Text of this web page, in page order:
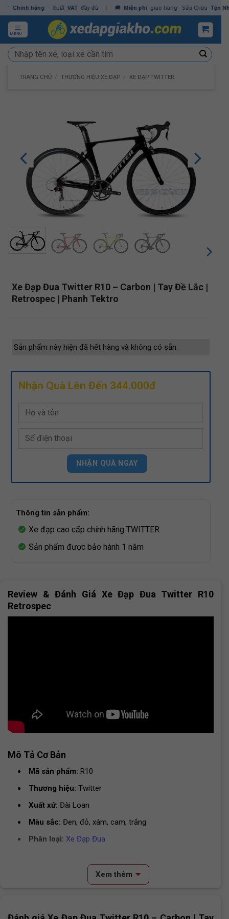
Skip
to
content
hãng – Xuất VAT đầy đủ | 🚚 Miễn phí giao hàng - Sửa Chữa Tận Nhà ✓
MENU
Tìm
kiếm:
TRANG CHỦ / THƯƠNG HIỆU XE ĐẠP / XE ĐẠP TWITTER
Xe Đạp Đua Twitter R10 – Carbon | Tay Đề Lắc |
Retrospec | Phanh Tektro
Sản phẩm này hiện đã hết hàng và không có sẵn.
Nhận Quà Lên Đến 344.000đ
Thông tin sản phẩm:
Xe đạp cao cấp chính hãng TWITTER
Sản phẩm được bảo hành 1 năm
Review & Đánh Giá Xe Đạp Đua Twitter R10 Retrospec
Review & Đánh Giá Xe Đạp Đua Twitter R10
Retrospec
Mô Tả Cơ Bản
Mã sản phẩm: R10
Thương hiệu: Twitter
Xuất xứ: Đài Loan
Màu sắc: Đen, đỏ, xám, cam, trắng
Phân loại: Xe Đạp Đua
Bảng Thông Số Kỹ Thuật Xe Đạp Đua Twitter R10
Xem thêm